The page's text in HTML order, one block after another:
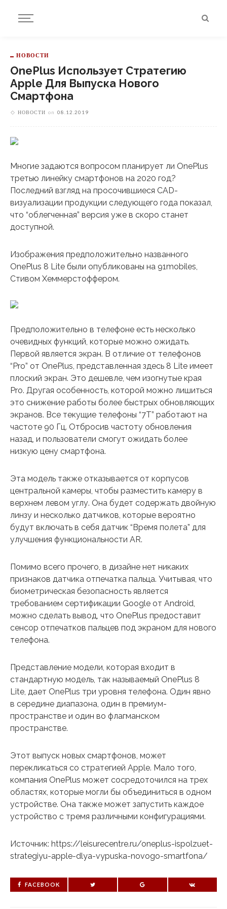
НОВОСТИ
OnePlus Использует Стратегию
Apple Для Выпуска Нового
Смартфона
НОВОСТИ on 08.12.2019
Многие задаются вопросом планирует ли OnePlus
третью линейку смартфонов на 2020 год?
Последний взгляд на просочившиеся CAD-
визуализации продукции следующего года показал,
что “облегченная” версия уже в скоро станет
доступной.
Изображения предположительно названного
OnePlus 8 Lite были опубликованы на 91mobiles,
Стивом Хеммерстоффером.
Предположительно в телефоне есть несколько
очевидных функций, которые можно ожидать.
Первой является экран. В отличие от телефонов
“Pro” от OnePlus, представленная здесь 8 Lite имеет
плоский экран. Это дешевле, чем изогнутые края
Pro. Другая особенность, которой можно лишиться
это снижение работы более быстрых обновляющих
экранов. Все текущие телефоны “7T” работают на
частоте 90 Гц. Отбросив частоту обновления
назад, и пользователи смогут ожидать более
низкую цену смартфона.
Эта модель также отказывается от корпусов
центральной камеры, чтобы разместить камеру в
верхнем левом углу. Она будет содержать двойную
линзу и несколько датчиков, которые вероятно
будут включать в себя датчик “Время полета” для
улучшения функциональности AR.
Помимо всего прочего, в дизайне нет никаких
признаков датчика отпечатка пальца. Учитывая, что
биометрическая безопасность является
требованием сертификации Google от Android,
можно сделать вывод, что OnePlus предоставит
сенсор отпечатков пальцев под экраном для нового
телефона.
Представление модели, которая входит в
стандартную модель, так называемый OnePlus 8
Lite, дает OnePlus три уровня телефона. Один явно
в середине диапазона, один в премиум-
пространстве и один во флагманском
пространстве.
Этот выпуск новых смартфонов, может
перекликаться со стратегией Apple. Мало того,
компания OnePlus может сосредоточился на трех
областях, которые могли бы объединиться в одном
устройстве. Она также может запустить каждое
устройство с тремя различными конфигурациями.
Источник: https://leisurecentre.ru/oneplus-ispolzuet-
strategiyu-apple-dlya-vypuska-novogo-smartfona/
FACEBOOK